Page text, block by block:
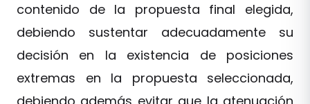
contenido de la propuesta final elegida,
debiendo sustentar adecuadamente su
decisión en la existencia de posiciones
extremas en la propuesta seleccionada,